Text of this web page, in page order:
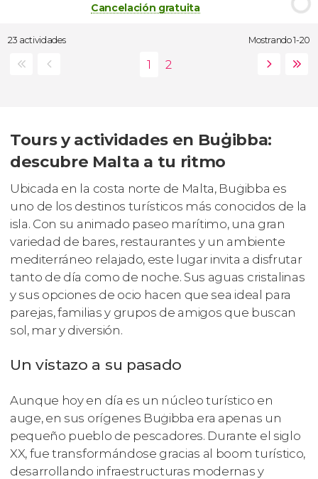
Cancelación gratuita
23 actividades Mostrando 1-20
Tours y actividades en Buġibba:
descubre Malta a tu ritmo
Ubicada en la costa norte de Malta, Buġibba es
uno de los destinos turísticos más conocidos de la
isla. Con su animado paseo marítimo, una gran
variedad de bares, restaurantes y un ambiente
mediterráneo relajado, este lugar invita a disfrutar
tanto de día como de noche. Sus aguas cristalinas
y sus opciones de ocio hacen que sea ideal para
parejas, familias y grupos de amigos que buscan
sol, mar y diversión.
Un vistazo a su pasado
Aunque hoy en día es un núcleo turístico en
auge, en sus orígenes Buġibba era apenas un
pequeño pueblo de pescadores. Durante el siglo
XX, fue transformándose gracias al boom turístico,
desarrollando infraestructuras modernas y